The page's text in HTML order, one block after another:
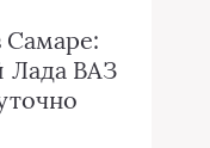
Самаре:
Лада ВАЗ